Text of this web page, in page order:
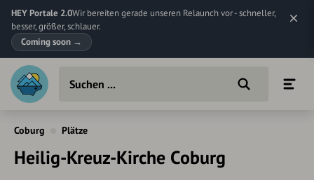
HEY Portale 2.0Wir bereiten gerade unseren Relaunch vor - schneller,
besser, größer, schlauer.
Coming soon →
Coburg Plätze
Heilig-Kreuz-Kirche Coburg